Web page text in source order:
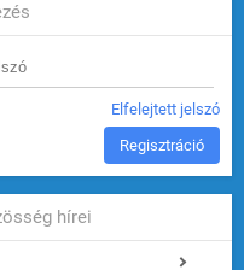
Elfelejtett jelszó
Regisztráció
hírei